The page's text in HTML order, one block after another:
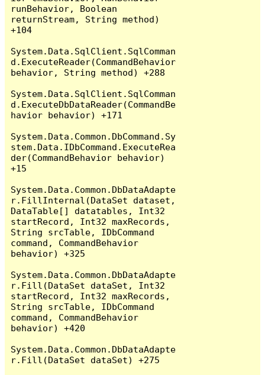
runBehavior, Boolean
returnStream, String method)
+104
System.Data.SqlClient.SqlComman
d.ExecuteReader(CommandBehavior
behavior, String method) +288
System.Data.SqlClient.SqlComman
d.ExecuteDbDataReader(CommandBe
havior behavior) +171
System.Data.Common.DbCommand.Sy
stem.Data.IDbCommand.ExecuteRea
der(CommandBehavior behavior)
+15
System.Data.Common.DbDataAdapte
r.FillInternal(DataSet dataset,
DataTable[] datatables, Int32
startRecord, Int32 maxRecords,
String srcTable, IDbCommand
command, CommandBehavior
behavior) +325
System.Data.Common.DbDataAdapte
r.Fill(DataSet dataSet, Int32
startRecord, Int32 maxRecords,
String srcTable, IDbCommand
command, CommandBehavior
behavior) +420
System.Data.Common.DbDataAdapte
r.Fill(DataSet dataSet) +275